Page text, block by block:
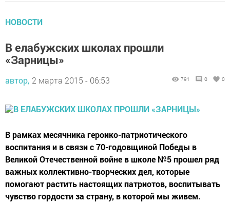
НОВОСТИ
В елабужских школах прошли
«Зарницы»
автор, 2 марта 2015 - 06:53 791 0 0
В рамках месячника героико-патриотического
воспитания и в связи с 70-годовщиной Победы в
Великой Отечественной войне в школе №5 прошел ряд
важных коллективно-творческих дел, которые
помогают растить настоящих патриотов, воспитывать
чувство гордости за страну, в которой мы живем.